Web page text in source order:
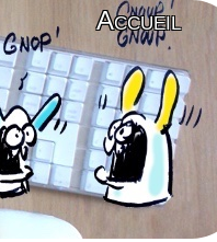
Accueil